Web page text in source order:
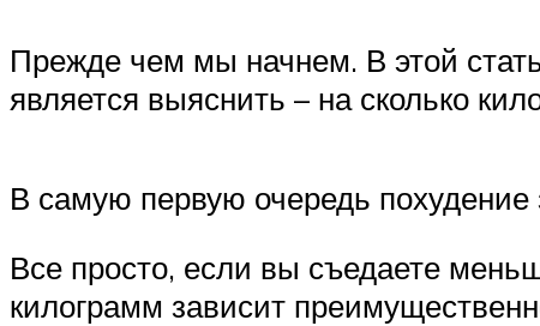
Прежде чем мы начнем. В этой
является выяснить – на сколько
В самую первую очередь похудение
Все просто, если вы съедаете
килограмм зависит